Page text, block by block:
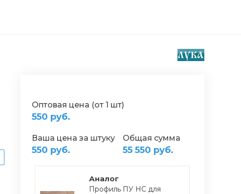
Оптовая цена (от 1 шт)
550 руб.
Ваша цена за штуку
550 руб.
Общая сумма
55 550 руб.
Аналог
Профиль ПУ НС для